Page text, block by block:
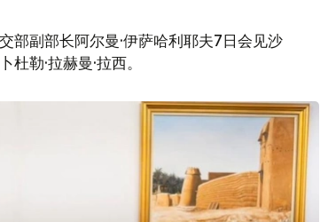
部副部长阿尔曼·伊萨哈利耶夫7日会见沙
勒·拉赫曼·拉西。